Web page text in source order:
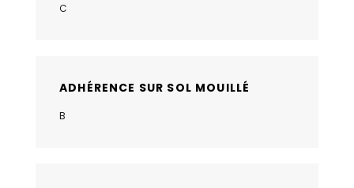
C
ADHÉRENCE SUR SOL MOUILLÉ
B